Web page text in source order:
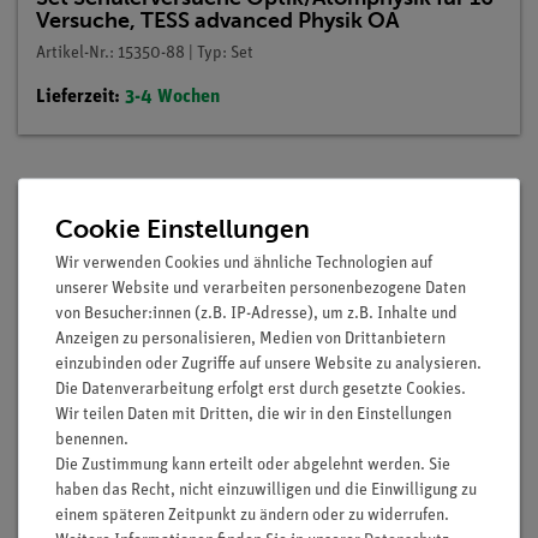
Versuche, TESS advanced Physik OA
Artikel-Nr.: 15350-88 | Typ: Set
Lieferzeit: 3-4 Wochen
Cookie Einstellungen
Wir verwenden Cookies und ähnliche Technologien auf
unserer Website und verarbeiten personenbezogene Daten
von Besucher:innen (z.B. IP-Adresse), um z.B. Inhalte und
Anzeigen zu personalisieren, Medien von Drittanbietern
einzubinden oder Zugriffe auf unsere Website zu analysieren.
Die Datenverarbeitung erfolgt erst durch gesetzte Cookies.
Wir teilen Daten mit Dritten, die wir in den Einstellungen
benennen.
Die Zustimmung kann erteilt oder abgelehnt werden. Sie
haben das Recht, nicht einzuwilligen und die Einwilligung zu
einem späteren Zeitpunkt zu ändern oder zu widerrufen.